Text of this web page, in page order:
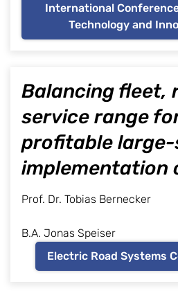
International
Technology and
Balancing fleet,
service range
profitable
implementation
Prof. Dr. Tobias Bernecker
B.A. Jonas Speiser
Electric Road Systems